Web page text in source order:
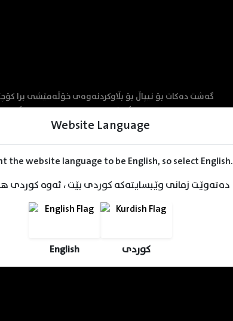
Website Language
the website language to be English, so select English.
دەتەوێت زمانی وێبسایتەکە کوردی بێت ، ئەوە کوردی
English کوردی
لەناو پاسێکی گەشتیاریدا ڕووبەڕووی